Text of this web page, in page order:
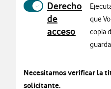
Derecho
de
acceso
que
copia
Necesitamos verificar la
solicitante.